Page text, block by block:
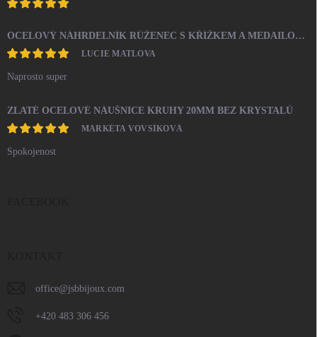
OCELOVÝ NÁHRDELNÍK RŮŽENEC S KŘÍŽKEM A MEDAILONEM
LUCIE MATLOVA
Naprosto super
ZLATÉ OCELOVÉ NÁUŠNICE KRUHY 20MM BEZ KRYSTALŮ
MARKÉTA VOVSÍKOVÁ
Spokojenost
office@jsbbijoux.com
+420 483 306 456